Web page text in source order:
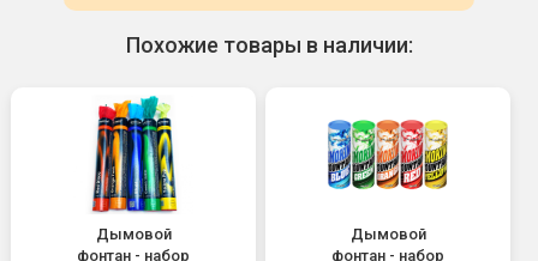
Похожие товары в наличии:
Дымовой
фонтан - набор
Дымовой
фонтан - набор